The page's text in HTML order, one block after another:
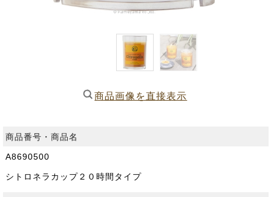
商品画像を直接表示
商品番号・商品名
A8690500
シトロネラカップ２０時間タイプ